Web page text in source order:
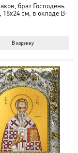
брат Господень
18х24 см, в окладе B-
В корзину